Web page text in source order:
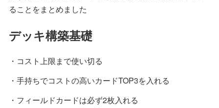
ることをまとめました
デッキ構築基礎
・コスト上限まで使い切る
・手持ちでコストの高いカードTOP3を入れる
・フィールドカードは必ず2枚入れる